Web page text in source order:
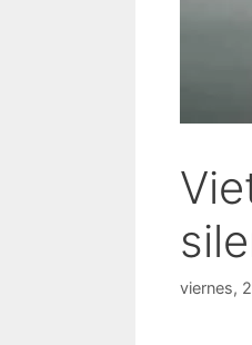
viernes,